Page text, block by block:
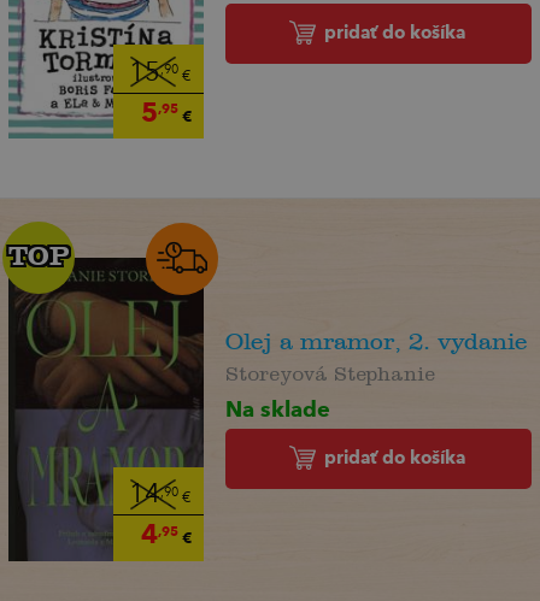
15,90€
5,95€
pridať do košíka
14,90€
4,95€
TOP
TOP
Olej a mramor, 2. vydanie
Storeyová Stephanie
Na sklade
pridať do košíka